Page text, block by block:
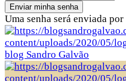
Uma senha será enviada
blog Sandro Galvão